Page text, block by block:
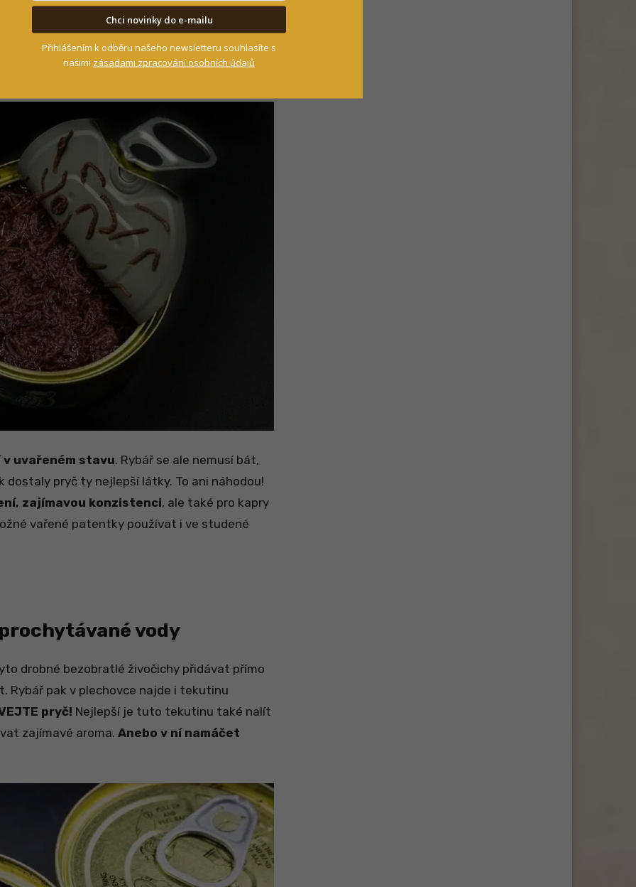
při lovu na prochytávaných vodáchje
co dokonale „kopíruje“ jejich přirozenou
dělají, protože právě tyhle bezobratlé
v uvařeném stavu. Rybář se ale nemusí bát,
pryč ty nejlepší látky. To ani náhodou!
zajímavou konzistenci, ale také pro kapry
vařené patentky používat i ve studené
vody
drobné bezobratlé živočichy přidávat přímo
Rybář pak v plechovce najde i tekutinu
pryč! Nejlepší je tuto tekutinu také nalít
zajímavé aroma. Anebo v ní namáčet
Chci novinky do e-mailu
Přihlášením k odběru našeho newsletteru souhlasíte s
našimi zásadami zpracování osobních údajů